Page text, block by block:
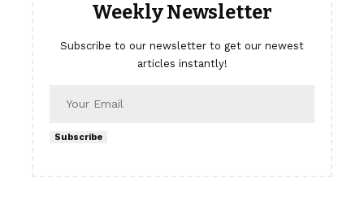
Weekly Newsletter
Subscribe to our newsletter to get our newest
articles instantly!
Subscribe